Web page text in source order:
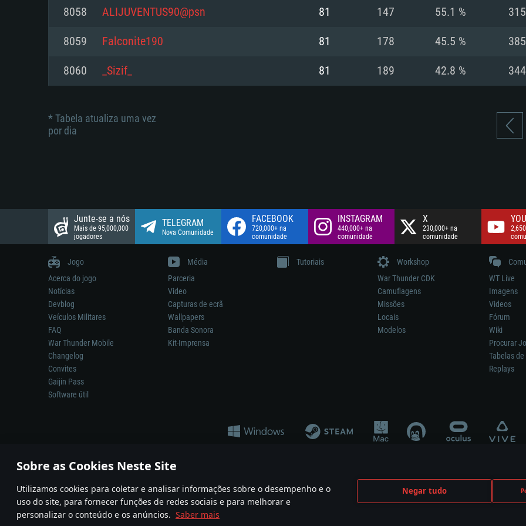
Sobre as Cookies Neste Site
Utilizamos cookies para coletar e analisar informações sobre o desempenho e o
uso do site, para fornecer funções de redes sociais e para melhorar e
personalizar o conteúdo e os anúncios. Saber mais
Negar tudo
Disco: 23,1 GB
Network: Internet de banda larga.
Disco: 21,5 GB
Disco: 60,2 GB
Network: Internet de banda larga.
Disco: 21,5 GB
Network:
Disco: 60,2 GB
8058 ALIJUVENTUS90@psn 81 147 55.1 % 315
8059 Falconite190 81 178 45.5 % 385
8060 _Sizif_ 81 189 42.8 % 344
* Tabela atualiza uma vez
por dia
Junte-se a nós
Mais de 95,000,000
jogadores
TELEGRAM
Nova Comunidade
FACEBOOK
720,000+ na
comunidade
INSTAGRAM
440,000+ na
comunidade
X
230,000+ na
comunidade
Jogo
Acerca do jogo
Notícias
Devblog
Veículos Militares
FAQ
War Thunder Mobile
Changelog
Convites
Gaijin Pass
Software útil
Média
Parceria
Video
Capturas de ecrã
Wallpapers
Banda Sonora
Kit-Imprensa
Tutoriais
Workshop
War Thunder CDK
Camuflagens
Missões
Locais
Modelos
WT Live
Imagens
Videos
Fórum
Wiki
Procurar
Tabelas
Replays
A reprodução de qualquer sistema de armas ou veículo neste jogo não significa participação no desenvolvimento, patrocínio ou aval do respetivo
© 2011—2026 Gaijin Games Kft. All trademarks, logos and brand names are the property of their respective owners.
Termos e condições Termos de Serviço